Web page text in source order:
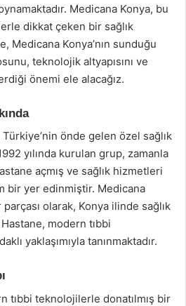
Medicana Konya, bu
dikkat çeken bir sağlık
Medicana Konya’nın sunduğu
teknolojik altyapısını ve
önemi ele alacağız.
önde gelen özel sağlık
yılında kurulan grup, zamanla
açmış ve sağlık hizmetleri
bir yer edinmiştir. Medicana
olarak, Konya ilinde sağlık
modern tıbbi
yaklaşımıyla tanınmaktadır.
tıbbi teknolojilerle donatılmış bir